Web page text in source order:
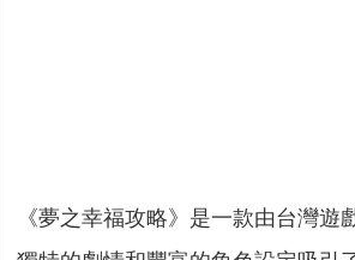
《夢之幸福攻略》是一款由台灣